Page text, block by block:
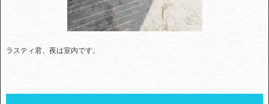
ラスティ君、夜は室内です。